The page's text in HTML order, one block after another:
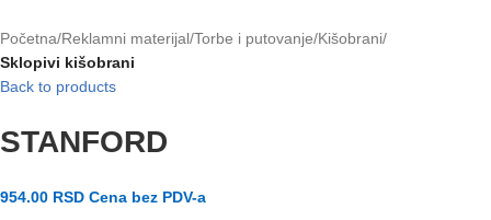
Početna Reklamni materijal Torbe i putovanje Kišobrani
Sklopivi kišobrani
Back to products
STANFORD
954.00 RSD Cena bez PDV-a